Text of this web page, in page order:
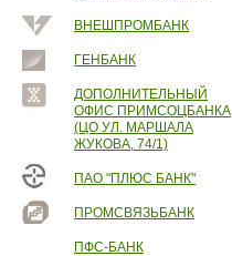
ВНЕШПРОМБАНК
ГЕНБАНК
ДОПОЛНИТЕЛЬНЫЙ
ОФИС ПРИМСОЦБАНКА
(ЦО УЛ. МАРШАЛА
ЖУКОВА, 74/1)
ПАО "ПЛЮС БАНК"
ПРОМСВЯЗЬБАНК
ПФС-БАНК